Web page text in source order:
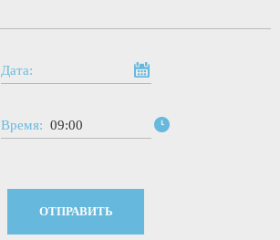
Дата:
Время: 09:00